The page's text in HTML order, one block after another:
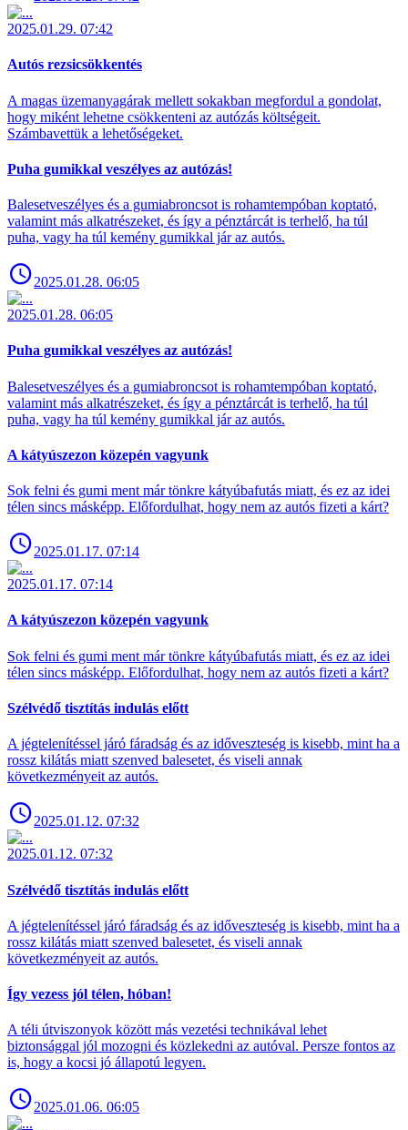
2025.01.29. 07:42
Autós rezsicsökkentés
A magas üzemanyagárak mellett sokakban megfordul a gondolat,
hogy miként lehetne csökkenteni az autózás költségeit.
Számbavettük a lehetőségeket.
Puha gumikkal veszélyes az autózás!
Balesetveszélyes és a gumiabroncsot is rohamtempóban koptató,
valamint más alkatrészeket, és így a pénztárcát is terhelő, ha túl
puha, vagy ha túl kemény gumikkal jár az autós.
2025.01.28. 06:05
2025.01.28. 06:05
Puha gumikkal veszélyes az autózás!
Balesetveszélyes és a gumiabroncsot is rohamtempóban koptató,
valamint más alkatrészeket, és így a pénztárcát is terhelő, ha túl
puha, vagy ha túl kemény gumikkal jár az autós.
A kátyúszezon közepén vagyunk
Sok felni és gumi ment már tönkre kátyúbafutás miatt, és ez az idei
télen sincs másképp. Előfordulhat, hogy nem az autós fizeti a kárt?
2025.01.17. 07:14
2025.01.17. 07:14
A kátyúszezon közepén vagyunk
Sok felni és gumi ment már tönkre kátyúbafutás miatt, és ez az idei
télen sincs másképp. Előfordulhat, hogy nem az autós fizeti a kárt?
Szélvédő tisztítás indulás előtt
A jégtelenítéssel járó fáradság és az időveszteség is kisebb, mint ha a
rossz kilátás miatt szenved balesetet, és viseli annak
következményeit az autós.
2025.01.12. 07:32
2025.01.12. 07:32
Szélvédő tisztítás indulás előtt
A jégtelenítéssel járó fáradság és az időveszteség is kisebb, mint ha a
rossz kilátás miatt szenved balesetet, és viseli annak
következményeit az autós.
Így vezess jól télen, hóban!
A téli útviszonyok között más vezetési technikával lehet
biztonsággal jól mozogni és közlekedni az autóval. Persze fontos az
is, hogy a kocsi jó állapotú legyen.
2025.01.06. 06:05